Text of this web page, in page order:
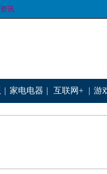
讯
家电电器 互联网+ 游